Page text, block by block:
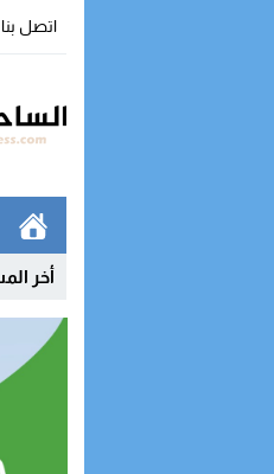
اتصل بنا
أخر
العمومي يطبع التحضيرات الأولى لمالية